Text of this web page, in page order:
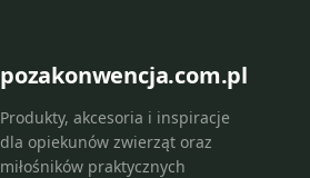
pozakonwencja.com.pl
Produkty, akcesoria i inspiracje
dla opiekunów zwierząt oraz
miłośników praktycznych